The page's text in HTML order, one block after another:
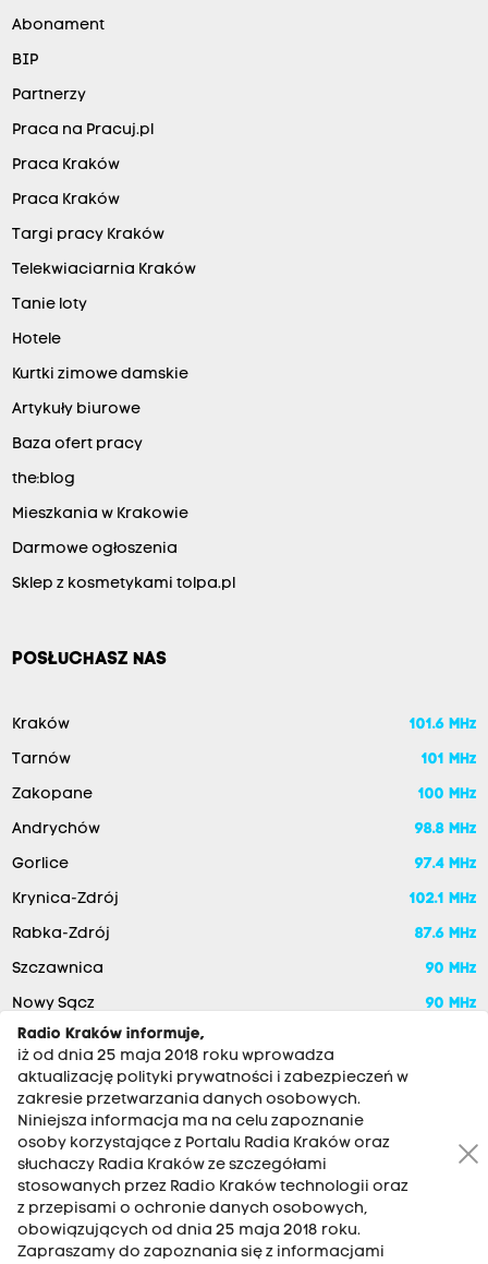
Abonament
BIP
Partnerzy
Praca na Pracuj.pl
Praca Kraków
Praca Kraków
Targi pracy Kraków
Telekwiaciarnia Kraków
Tanie loty
Hotele
Kurtki zimowe damskie
Artykuły biurowe
Baza ofert pracy
the:blog
Mieszkania w Krakowie
Darmowe ogłoszenia
Sklep z kosmetykami tolpa.pl
POSŁUCHASZ NAS
Kraków 101.6 MHz
Tarnów 101 MHz
Zakopane 100 MHz
Andrychów 98.8 MHz
Gorlice 97.4 MHz
Krynica-Zdrój 102.1 MHz
Rabka-Zdrój 87.6 MHz
Szczawnica 90 MHz
Nowy Sącz 90 MHz
RADIO KRAKÓW SA. Aleja Juliusza Słowackiego 22, 30-007
Kraków
Antena: 12 200 33 33
Radio Kraków informuje,
iż od dnia 25 maja 2018 roku wprowadza
aktualizację polityki prywatności i zabezpieczeń w
zakresie przetwarzania danych osobowych.
Niniejsza informacja ma na celu zapoznanie
osoby korzystające z Portalu Radia Kraków oraz
słuchaczy Radia Kraków ze szczegółami
stosowanych przez Radio Kraków technologii oraz
z przepisami o ochronie danych osobowych,
obowiązujących od dnia 25 maja 2018 roku.
Zapraszamy do zapoznania się z informacjami